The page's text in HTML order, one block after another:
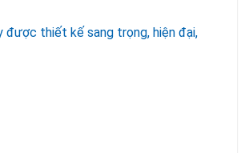
được thiết kế sang trọng, hiện đại,